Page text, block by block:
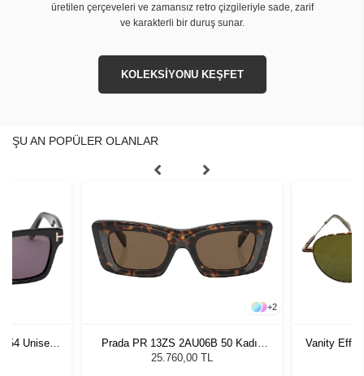
üretilen çerçeveleri ve zamansız retro çizgileriyle sade, zarif
ve karakterli bir duruş sunar.
KOLEKSİYONU KEŞFET
ŞU AN POPÜLER OLANLAR
54 Unisex
+2
Prada PR 13ZS 2AU06B 50 Kadın
Güneş Gözlüğü
25.760,00 TL
Vanity